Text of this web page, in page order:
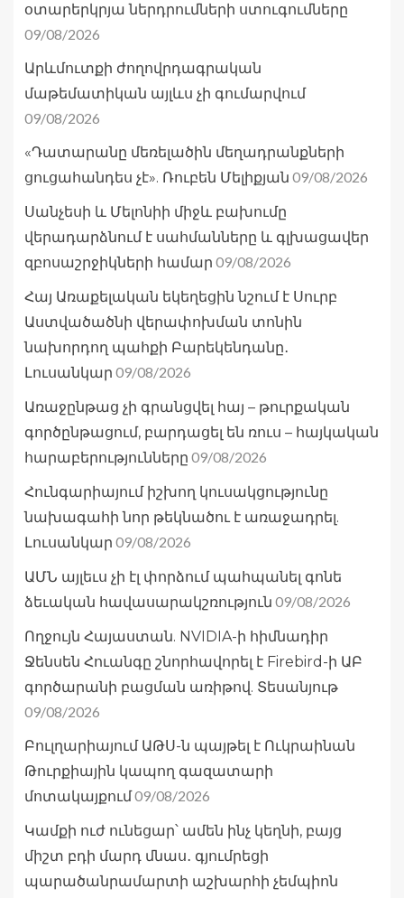
օտարերկրյա ներդրումների ստուգումները
09/08/2026
Արևմուտքի ժողովրդագրական
մաթեմատիկան այլևս չի գումարվում
09/08/2026
«Դատարանը մեռելածին մեղադրանքների
ցուցահանդես չէ». Ռուբեն Մելիքյան 09/08/2026
Սանչեսի և Մելոնիի միջև բախումը
վերադարձնում է սահմանները և գլխացավեր
զբոսաշրջիկների համար 09/08/2026
Հայ Առաքելական եկեղեցին նշում է Սուրբ
Աստվածածնի վերափոխման տոնին
նախորդող պահքի Բարեկենդանը․
Լուսանկար 09/08/2026
Առաջընթաց չի գրանցվել հայ – թուրքական
գործընթացում, բարդացել են ռուս – հայկական
հարաբերությունները 09/08/2026
Հունգարիայում իշխող կուսակցությունը
նախագահի նոր թեկնածու է առաջադրել.
Լուսանկար 09/08/2026
ԱՄՆ այլեւս չի էլ փորձում պահպանել գոնե
ձեւական հավասարակշռություն 09/08/2026
Ողջույն Հայաստան. NVIDIA-ի հիմնադիր
Ջենսեն Հուանգը շնորհավորել է Firebird-ի ԱԲ
գործարանի բացման առիթով. Տեսանյութ
09/08/2026
Բուլղարիայում ԱԹՍ-ն պայթել է Ուկրաինան
Թուրքիային կապող գազատարի
մոտակայքում09/08/2026
Կամքի ուժ ունեցար՝ ամեն ինչ կեղնի, բայց
միշտ բդի մարդ մնաս․ գյումրեցի
պարածանրամարտի աշխարհի չեմպիոն